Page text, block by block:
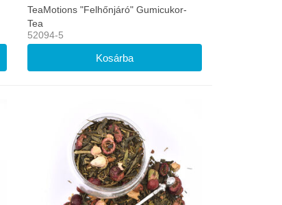
TeaMotions "Felhőnjáró" Gumicukor-
Tea
52094-5